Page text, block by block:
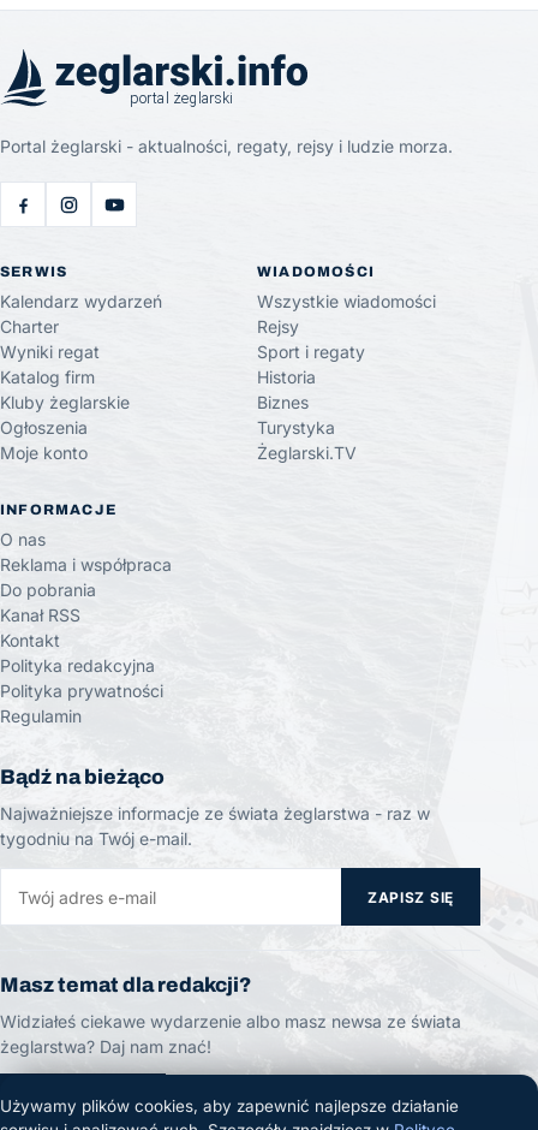
Portal żeglarski - aktualności, regaty, rejsy i ludzie morza.
SERWIS
Kalendarz wydarzeń
Charter
Wyniki regat
Katalog firm
Kluby żeglarskie
Ogłoszenia
Moje konto
WIADOMOŚCI
Wszystkie wiadomości
Rejsy
Sport i regaty
Historia
Biznes
Turystyka
Żeglarski.TV
INFORMACJE
O nas
Reklama i współpraca
Do pobrania
Kanał RSS
Kontakt
Polityka redakcyjna
Polityka prywatności
Regulamin
Bądź na bieżąco
Najważniejsze informacje ze świata żeglarstwa - raz w
tygodniu na Twój e-mail.
ZAPISZ SIĘ
Masz temat dla redakcji?
Widziałeś ciekawe wydarzenie albo masz newsa ze świata
żeglarstwa? Daj nam znać!
ZGŁOŚ TEMAT
Używamy plików cookies, aby zapewnić najlepsze działanie